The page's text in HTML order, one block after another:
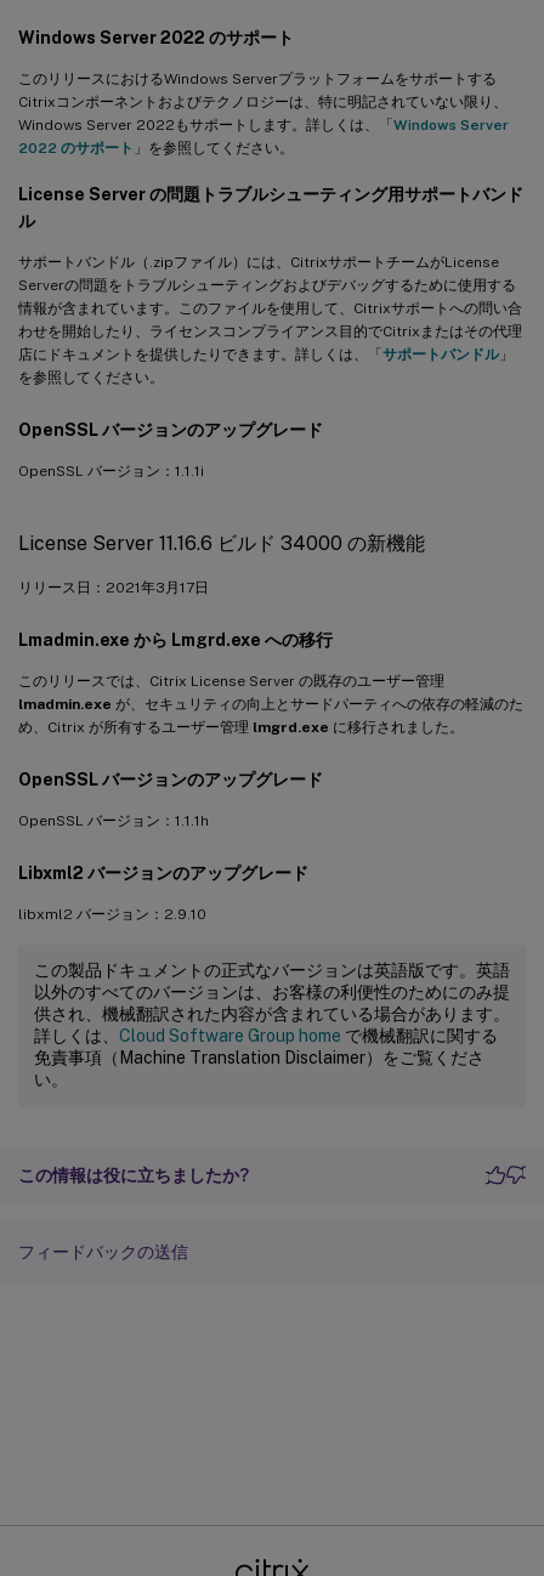
Windows Server 2022 のサポート
このリリースにおけるWindows Serverプラットフォームをサポートする
Citrixコンポーネントおよびテクノロジーは、特に明記されていない限り、
Windows Server 2022もサポートします。詳しくは、「 Windows Server
2022 のサポート 」を参照してください。
License Server の問題トラブルシューティング用サポートバンド
ル
サポートバンドル（.zipファイル）には、CitrixサポートチームがLicense
Serverの問題をトラブルシューティングおよびデバッグするために使用する
情報が含まれています。このファイルを使用して、Citrixサポートへの問い合
わせを開始したり、ライセンスコンプライアンス目的でCitrixまたはその代理
店にドキュメントを提供したりできます。詳しくは、「 サポートバンドル」
を参照してください。
OpenSSL バージョンのアップグレード
OpenSSL バージョン：1.1.1i
License Server 11.16.6 ビルド 34000 の新機能
リリース日：2021年3月17日
Lmadmin.exe から Lmgrd.exe への移行
このリリースでは、Citrix License Server の既存のユーザー管理
lmadmin.exe が、セキュリティの向上とサードパーティへの依存の軽減のた
め、Citrix が所有するユーザー管理 lmgrd.exe に移行されました。
OpenSSL バージョンのアップグレード
OpenSSL バージョン：1.1.1h
Libxml2 バージョンのアップグレード
libxml2 バージョン：2.9.10
この製品ドキュメントの正式なバージョンは英語版です。英語
以外のすべてのバージョンは、お客様の利便性のためにのみ提
供され、機械翻訳された内容が含まれている場合があります。
詳しくは、 Cloud Software Group home で機械翻訳に関する
免責事項（Machine Translation Disclaimer）をご覧くださ
い。
この情報は役に立ちましたか?
フィードバックの送信